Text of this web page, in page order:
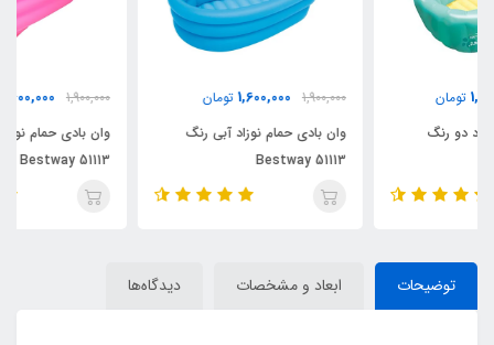
1,900,000
تومان
وان بادی حمام نوزاد آبی رنگ
1,900,000
تومان
وان بادی حمام نوزاد با کف بادی
توضیحات ابعاد و مشخصات دیدگاه‌ها